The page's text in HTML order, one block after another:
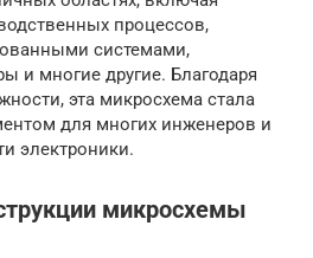
процессов,
системами,
и многие другие. Благодаря
эта микросхема стала
для многих инженеров и
электроники.
микросхемы